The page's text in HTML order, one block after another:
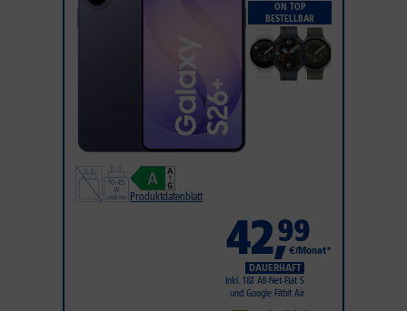
ON TOP
BESTELLBAR
Produktdatenblatt
42,99
€/Monat*
DAUERHAFT
Inkl. 1&1 All-Net-Flat S
und Google Fitbit Air